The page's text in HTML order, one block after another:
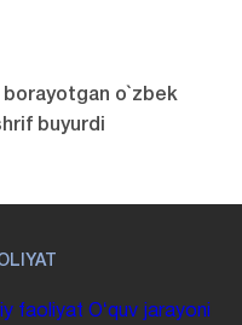
o`zbek
buyurdi
faoliyat Oʻquv jarayoni